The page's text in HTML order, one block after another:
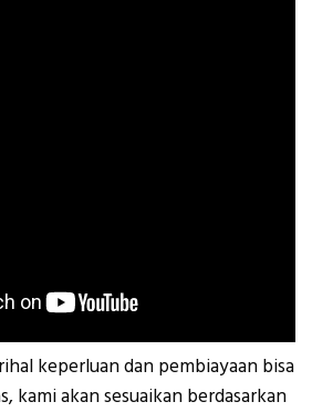
keperluan dan pembiayaan bisa
kami akan sesuaikan berdasarkan